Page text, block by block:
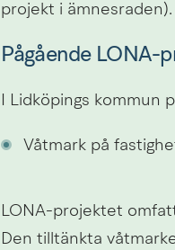
projekt i ämnesraden).
Pågående LONA-
I Lidköpings kommun
Våtmark på
LONA-projektet
Den tilltänkta